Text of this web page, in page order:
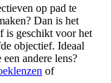
op pad te
Dan is het
is geschikt voor het
objectief. Ideaal
andere lens?
of